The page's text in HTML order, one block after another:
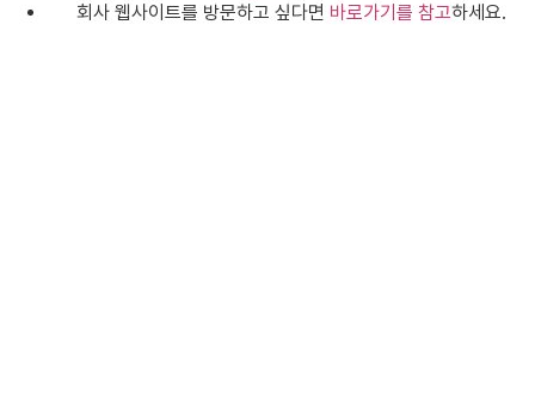
회사 웹사이트를 방문하고 싶다면 바로가기를 참고하세요.